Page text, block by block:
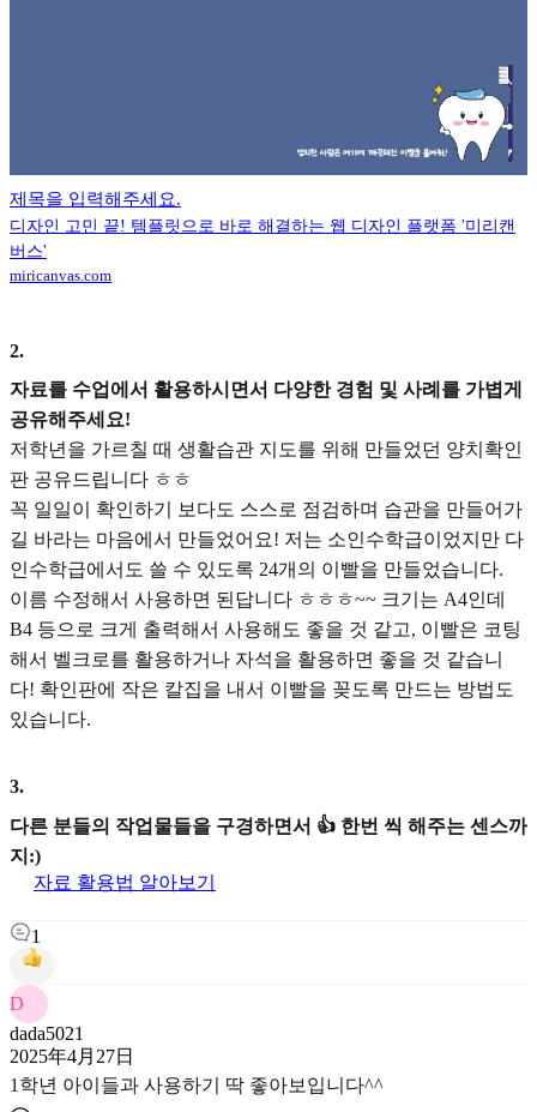
제목을 입력해주세요.
디자인 고민 끝! 템플릿으로 바로 해결하는 웹 디자인 플랫폼 '미리캔
버스'
miricanvas.com
2.
자료를 수업에서 활용하시면서 다양한 경험 및 사례를 가볍게
공유해주세요!
저학년을 가르칠 때 생활습관 지도를 위해 만들었던 양치확인
판 공유드립니다 ㅎㅎ
꼭 일일이 확인하기 보다도 스스로 점검하며 습관을 만들어가
길 바라는 마음에서 만들었어요! 저는 소인수학급이었지만 다
인수학급에서도 쓸 수 있도록 24개의 이빨을 만들었습니다.
이름 수정해서 사용하면 된답니다 ㅎㅎㅎ~~ 크기는 A4인데
B4 등으로 크게 출력해서 사용해도 좋을 것 같고, 이빨은 코팅
해서 벨크로를 활용하거나 자석을 활용하면 좋을 것 같습니
다! 확인판에 작은 칼집을 내서 이빨을 꽂도록 만드는 방법도
있습니다.
3.
다른 분들의 작업물들을 구경하면서 👍 한번 씩 해주는 센스까
지:)
자료 활용법 알아보기
1
D
dada5021
2025年4月27日
1학년 아이들과 사용하기 딱 좋아보입니다^^